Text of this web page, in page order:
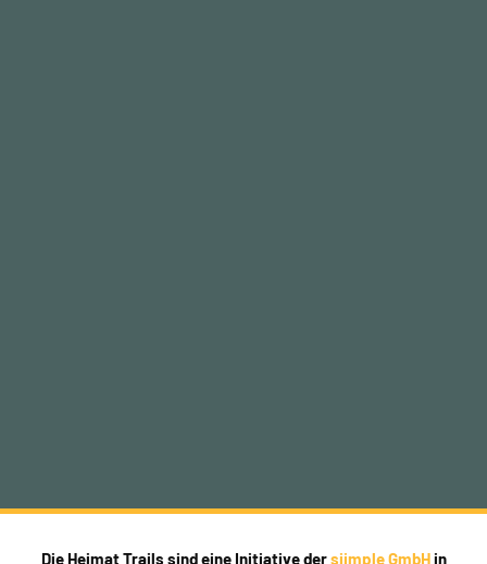
Die Heimat Trails sind eine Initiative dersiimple GmbHin